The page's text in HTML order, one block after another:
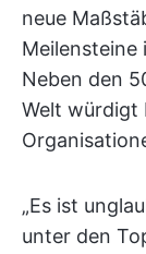
neue
Meilensteine
Neben den
Welt würdigt
„Es ist
unter den